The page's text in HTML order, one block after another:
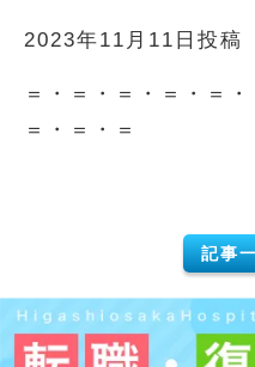
2023年11月11日投稿
＝・＝・＝・＝・＝
＝・＝・＝
記事